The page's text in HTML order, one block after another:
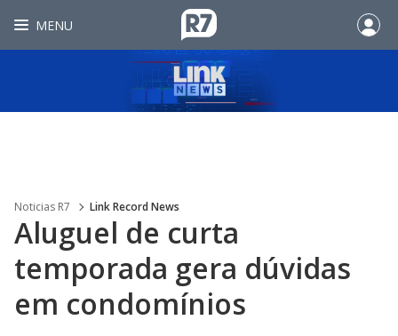
MENU
Noticias R7 Link Record News
Aluguel de curta
temporada gera dúvidas
em condomínios